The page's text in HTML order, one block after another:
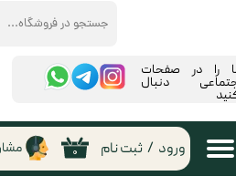
۰ ورود / ثبت نام
را در صفحات
دنبال